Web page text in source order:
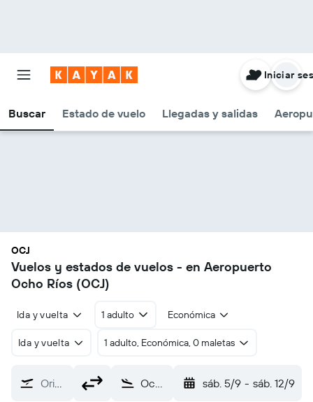
Buscar Estado de vuelo Llegadas y salidas
Iniciar
OCJ
Vuelos y estados de vuelos - en Aeropuerto
Ocho Ríos (OCJ)
Ida y vuelta 1 adulto Económica
Ida y vuelta 1 adulto, Económica, 0 maletas
Origen Ocho Ríos (OCJ) sáb. 5/9 - sáb. 12/9